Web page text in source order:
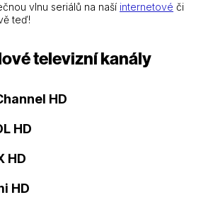
vlnu seriálů na naší internetové či
teď!
televizní kanály
HD
HD
HD
HD